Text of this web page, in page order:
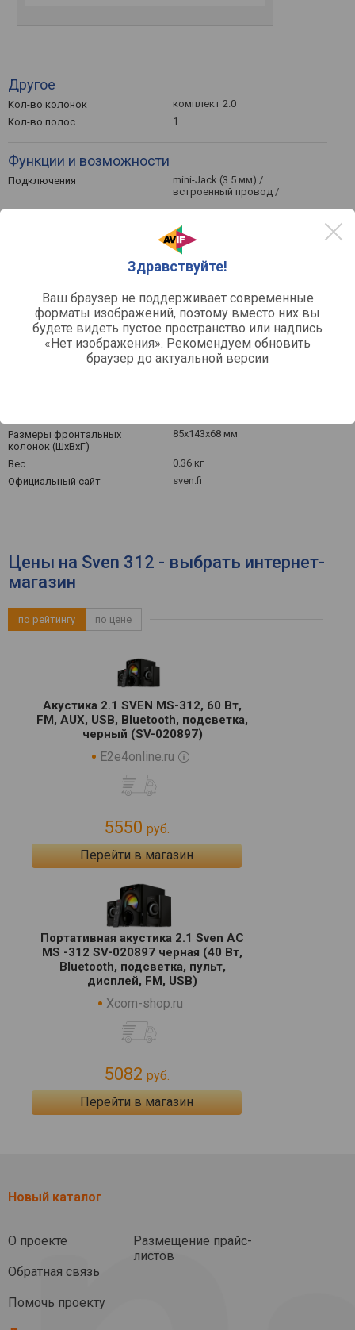
Здравствуйте!
Ваш браузер не поддерживает современные
форматы изображений, поэтому вместо них вы
будете видеть пустое пространство или надпись
«Нет изображения». Рекомендуем обновить
браузер до актуальной версии
Другое
Кол-во колонок
комплект 2.0
Кол-во полос
1
Функции и возможности
Подключения
mini-Jack (3.5 мм) /
встроенный провод /
Технические характеристики
100 – 20000 Гц
4 Вт
Фазоинвертор
Общее
Питание от USB-порта
Размеры фронтальных
колонок (ШхВхГ)
85x143x68 мм
Вес
0.36 кг
Официальный сайт
sven.fi
Цены на Sven 312 - выбрать интернет-
магазин
по рейтингу по цене
Акустика 2.1 SVEN MS-312, 60 Вт,
FM, AUX, USB, Bluetooth, подсветка,
черный (SV-020897)
E2e4online.ru
5550 руб.
Перейти в магазин
Портативная акустика 2.1 Sven АС
MS -312 SV-020897 черная (40 Вт,
Bluetooth, подсветка, пульт,
дисплей, FM, USB)
Xcom-shop.ru
5082 руб.
Перейти в магазин
Новый каталог
О проекте
Обратная связь
Помочь проекту
Размещение прайс-
листов